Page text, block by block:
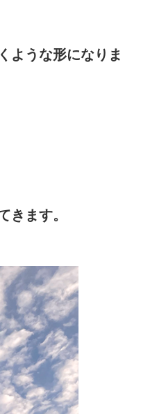
ような形になりま
きます。